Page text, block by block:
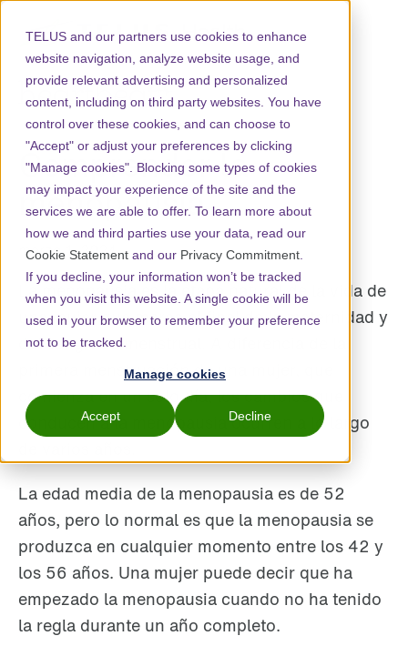
TELUS and our partners use cookies to enhance
website navigation, analyze website usage, and
provide relevant advertising and personalized
content, including on third party websites. You have
control over these cookies, and can choose to
"Accept" or adjust your preferences by clicking
"Manage cookies". Blocking some types of cookies
may impact your experience of the site and the
services we are able to offer. To learn more about
how we and third parties use your data, read our
Cookie Statement and our Privacy Commitment
If you decline, your information won’t be tracked
when you visit this website. A single cookie will be
used in your browser to remember your preference
not to be tracked.
Manage cookies
Accept Decline
Comprender la
menopausia
marzo 1, 2024
La menopausia es la etapa natural de la vida de
una mujer que marca el final de la maternidad y
del sangrado menstrual. A diferencia de la
primera menstruación de una mujer, que
comienza en un solo día, los cambios que
conducen a la menopausia ocurren a lo largo
La edad media de la menopausia es de 52
años, pero lo normal es que la menopausia se
produzca en cualquier momento entre los 42 y
los 56 años. Una mujer puede decir que ha
empezado la menopausia cuando no ha tenido
la regla durante un año completo.